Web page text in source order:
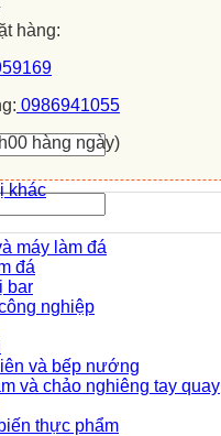
hàng:
0986941055
hàng ngày)
khác
máy làm đá
đá
bar
nghiệp
và bếp nướng
và chảo nghiêng tay quay
thực phẩm